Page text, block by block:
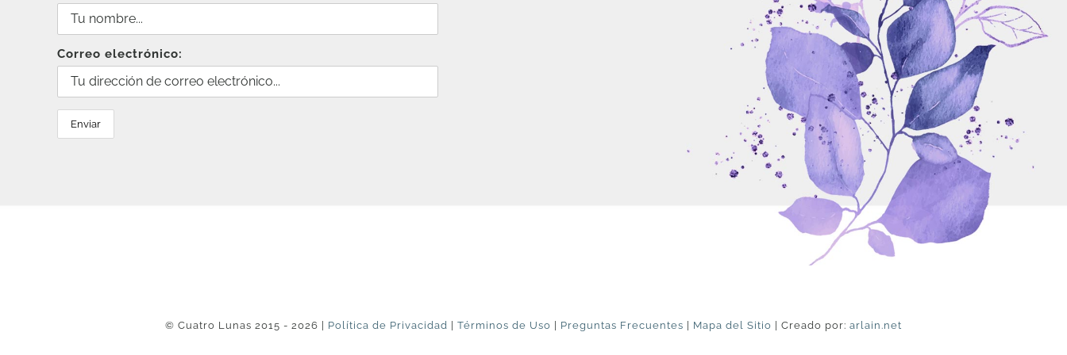
Correo electrónico:
© Cuatro Lunas 2015 - 2026 | Política de Privacidad | Términos de Uso | Preguntas Frecuentes | Mapa del Sitio | Creado por: arlain.net